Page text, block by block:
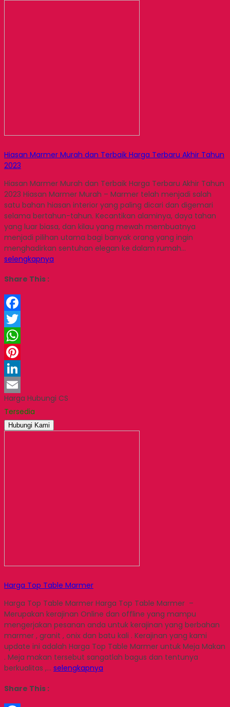
Hiasan Marmer Murah dan Terbaik Harga Terbaru Akhir Tahun
2023
Hiasan Marmer Murah dan Terbaik Harga Terbaru Akhir Tahun
2023 Hiasan Marmer Murah – Marmer telah menjadi salah
satu bahan hiasan interior yang paling dicari dan digemari
selama bertahun-tahun. Kecantikan alaminya, daya tahan
yang luar biasa, dan kilau yang mewah membuatnya
menjadi pilihan utama bagi banyak orang yang ingin
menghadirkan sentuhan elegan ke dalam rumah…
selengkapnya
Share This :
Facebook
Twitter
WhatsApp
Pinterest
LinkedIn
Email
Harga Hubungi CS
Tersedia
Hubungi Kami
Harga Top Table Marmer
Harga Top Table Marmer Harga Top Table Marmer –
Merupakan kerajinan Online dan offline yang mampu
mengerjakan pesanan anda untuk kerajinan yang berbahan
marmer , granit , onix dan batu kali . Kerajinan yang kami
update ini adalah Harga Top Table Marmer untuk Meja Makan
. Meja makan tersebut sangatlah bagus dan tentunya
berkualitas ,… selengkapnya
Share This :